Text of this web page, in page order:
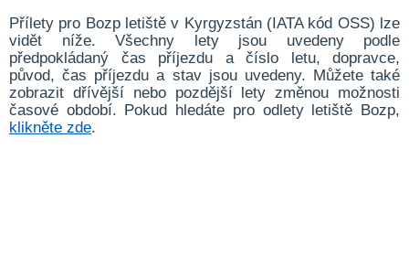
Přílety pro Bozp letiště v Kyrgyzstán (IATA kód OSS) lze
vidět níže. Všechny lety jsou uvedeny podle
předpokládaný čas příjezdu a číslo letu, dopravce,
původ, čas příjezdu a stav jsou uvedeny. Můžete také
zobrazit dřívější nebo pozdější lety změnou možnosti
časové období. Pokud hledáte pro odlety letiště Bozp,
klikněte zde.